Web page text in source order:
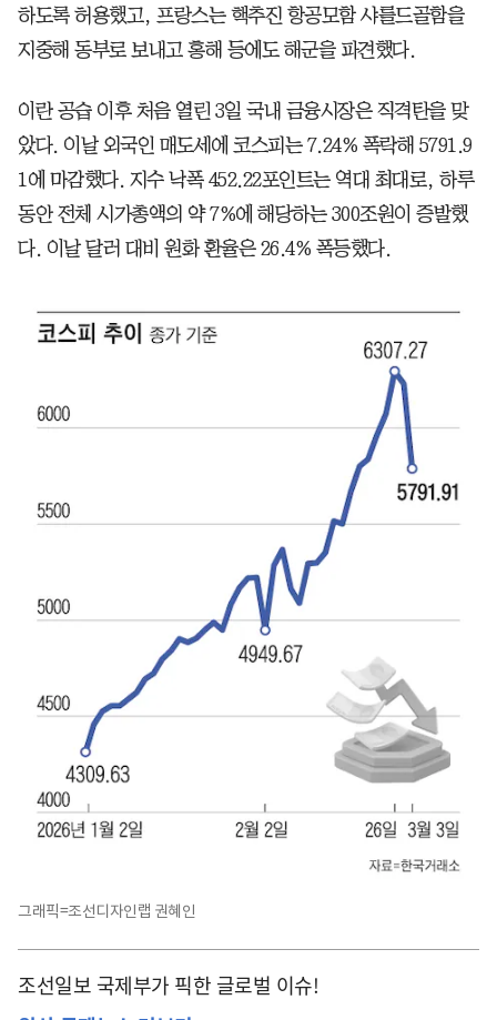
하도록 허용했고, 프랑스는 핵추진 항공모함 샤를드골함을
지중해 동부로 보내고 홍해 등에도 해군을 파견했다.
이란 공습 이후 처음 열린 3일 국내 금융시장은 직격탄을 맞
았다. 이날 외국인 매도세에 코스피는 7.24% 폭락해 5791.9
1에 마감했다. 지수 낙폭 452.22포인트는 역대 최대로, 하루
동안 전체 시가총액의 약 7%에 해당하는 300조원이 증발했
다. 이날 달러 대비 원화 환율은 26.4% 폭등했다.
그래픽=조선디자인랩 권혜인
조선일보 국제부가 픽한 글로벌 이슈!